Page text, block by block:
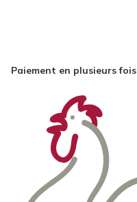
Paiement en plusieurs fois